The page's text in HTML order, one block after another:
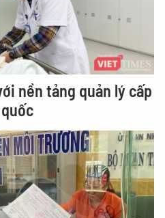
nền tảng quản lý cấp